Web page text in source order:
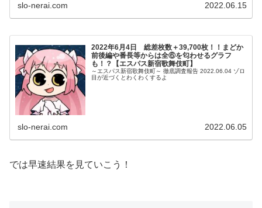
slo-nerai.com 2022.06.15
2022年6月4日 総差枚数＋39,700枚！！まどか
前後編や番長等からは全⑥を匂わせるグラフ
も！？【エスパス新宿歌舞伎町】
～エスパス新宿歌舞伎町～ 徹底調査報告 2022.06.04 ゾロ
目が近づくとわくわくするよ
slo-nerai.com 2022.06.05
では早速結果を見ていこう！